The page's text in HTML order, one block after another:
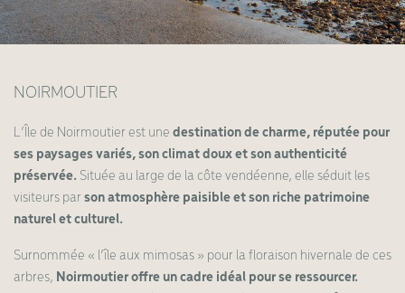
NOIRMOUTIER
L’Île de Noirmoutier est une destination de charme, réputée pour
ses paysages variés, son climat doux et son authenticité
préservée. Située au large de la côte vendéenne, elle séduit les
visiteurs par son atmosphère paisible et son riche patrimoine
naturel et culturel.
Surnommée « l’île aux mimosas » pour la floraison hivernale de ces
arbres, Noirmoutier offre un cadre idéal pour se ressourcer.